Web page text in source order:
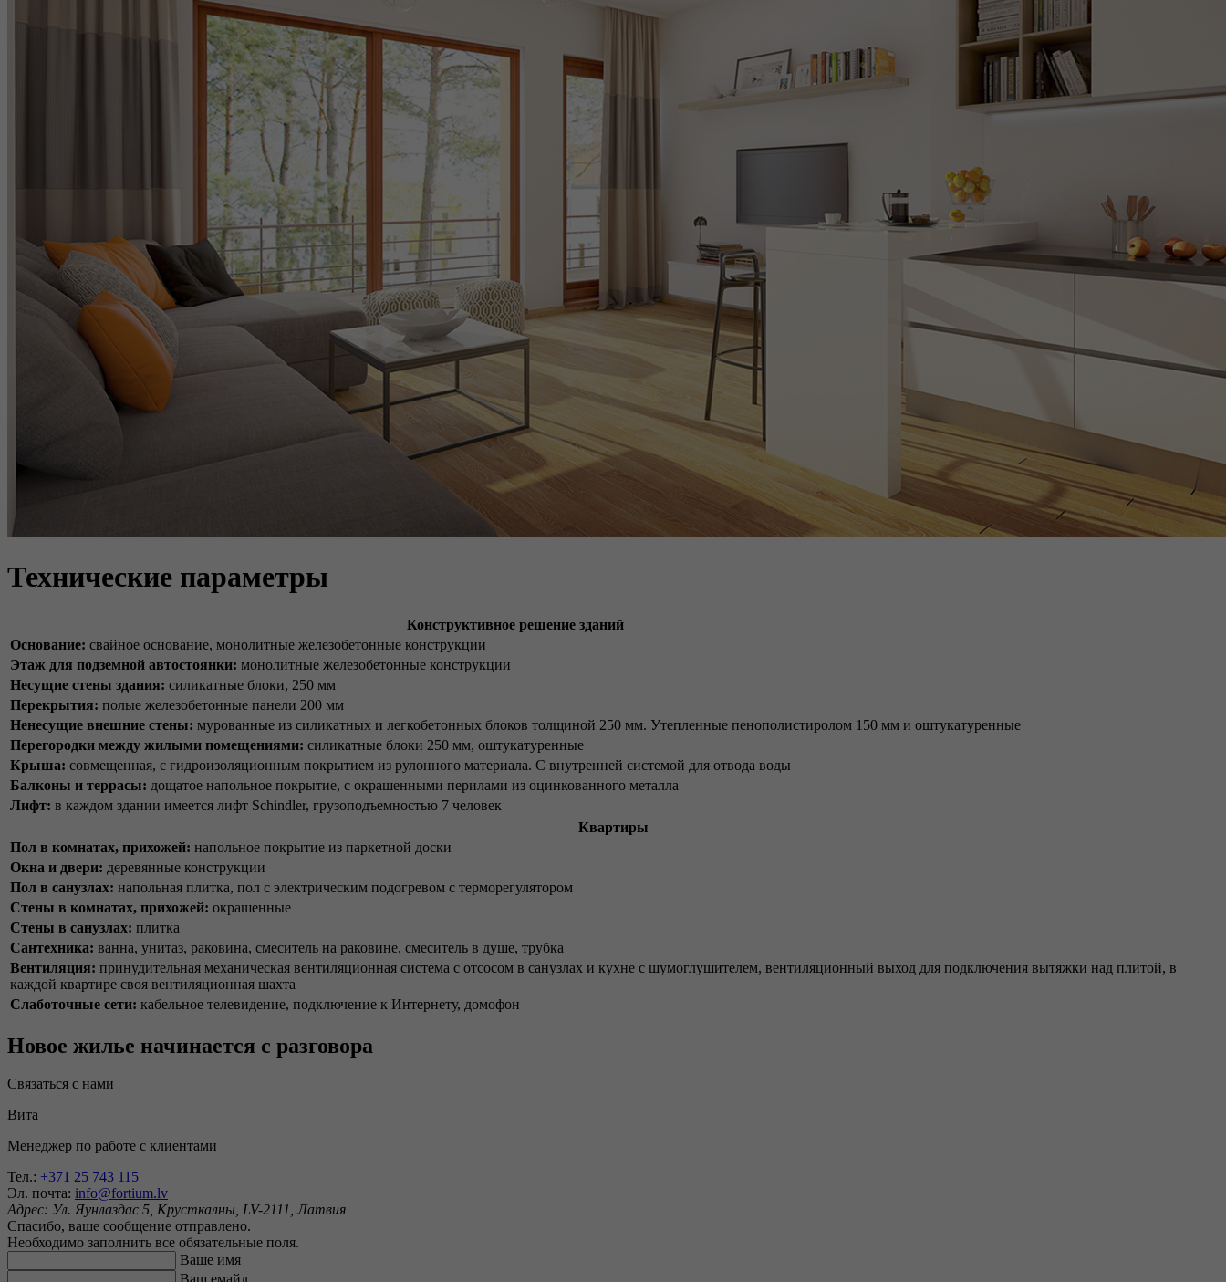
Технические параметры
Конструктивное решение зданий
Основание: свайное основание, монолитные железобетонные конструкции
Этаж для подземной автостоянки: монолитные железобетонные конструкции
Несущие стены здания: силикатные блоки, 250 мм
Перекрытия: полые железобетонные панели 200 мм
Ненесущие внешние стены: мурованные из силикатных и легкобетонных блоков толщиной 250 мм. Утепленные пенополистиролом 150 мм и оштукатуренные
Перегородки между жилыми помещениями: силикатные блоки 250 мм, оштукатуренные
Крыша: совмещенная, с гидроизоляционным покрытием из рулонного материала. С внутренней системой для отвода воды
Балконы и террасы: дощатое напольное покрытие, с окрашенными перилами из оцинкованного металла
Лифт: в каждом здании имеется лифт Schindler, грузоподъемностью 7 человек
Квартиры
Пол в комнатах, прихожей: напольное покрытие из паркетной доски
Окна и двери: деревянные конструкции
Пол в санузлах: напольная плитка, пол с электрическим подогревом с терморегулятором
Стены в комнатах, прихожей: окрашенные
Стены в санузлах: плитка
Сантехника: ванна, унитаз, раковина, смеситель на раковине, смеситель в душе, трубка
Вентиляция: принудительная механическая вентиляционная система с отсосом в санузлах и кухне с шумоглушителем, вентиляционный выход для подключения вытяжки над плитой, в
каждой квартире своя вентиляционная шахта
Слаботочные сети: кабельное телевидение, подключение к Интернету, домофон
Новое жилье начинается с разговора
Связаться с нами
Вита
Менеджер по работе с клиентами
Тел.: +371 25 743 115
Эл. почта: info@fortium.lv
Адрес: Ул. Яунлаздас 5, Крусткалны, LV-2111, Латвия
Спасибо, ваше сообщение отправлено.
Необходимо заполнить все обязательные поля.
Ваше имя